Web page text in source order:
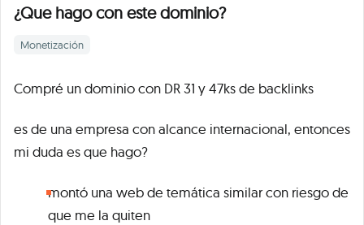
¿Que hago con este dominio?
Monetización
Compré un dominio con DR 31 y 47ks de backlinks
es de una empresa con alcance internacional, entonces
mi duda es que hago?
montó una web de temática similar con riesgo de
que me la quiten